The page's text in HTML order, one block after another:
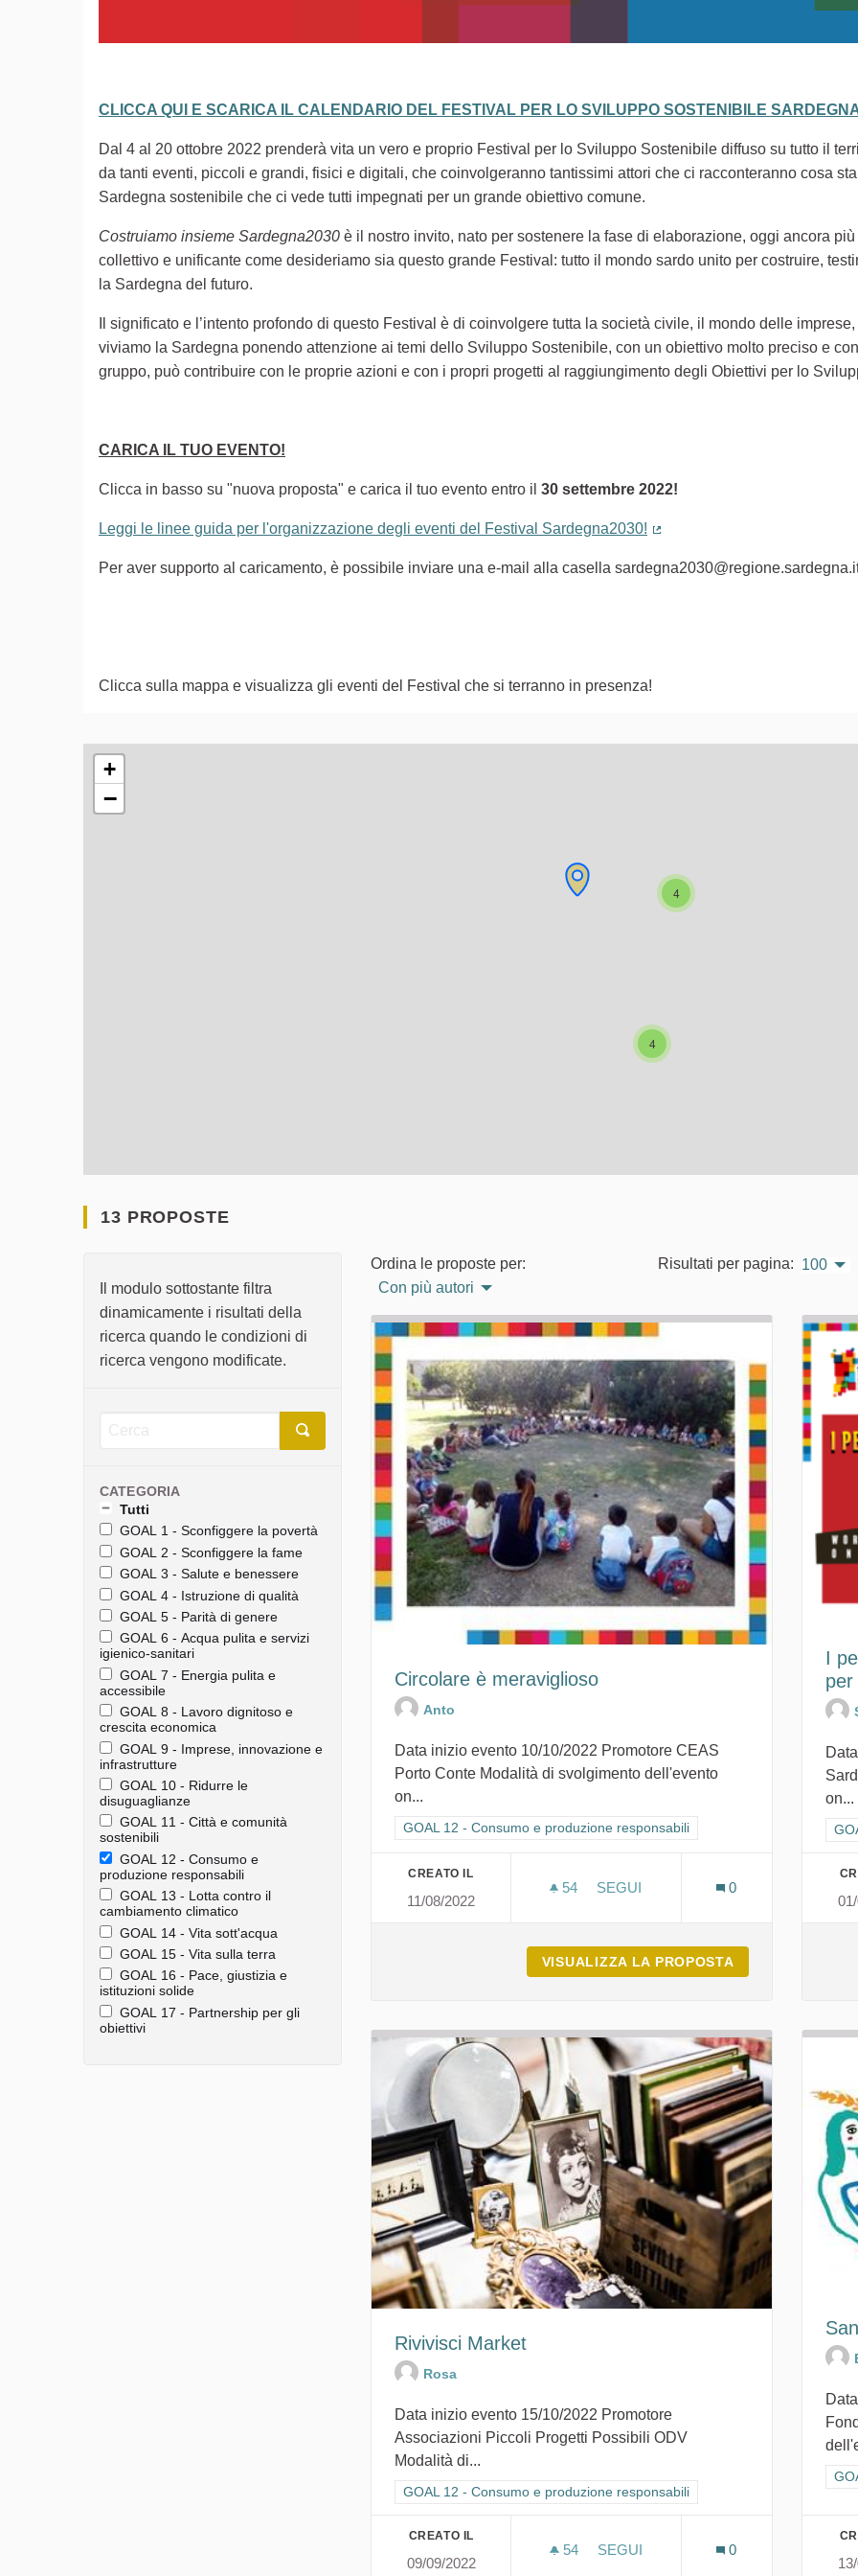
CLICCA QUI E SCARICA IL CALENDARIO DEL FESTIVAL PER LO SVILUPPO SOSTENIBILE
Dal 4 al 20 ottobre 2022 prenderà vita un vero e proprio Festival per lo Sviluppo Sostenibile diffuso su tutto il
da tanti eventi, piccoli e grandi, fisici e digitali, che coinvolgeranno tantissimi attori che ci racconteranno cosa
Sardegna sostenibile che ci vede tutti impegnati per un grande obiettivo comune.
Costruiamo insieme Sardegna2030 è il nostro invito, nato per sostenere la fase di elaborazione, oggi ancora
collettivo e unificante come desideriamo sia questo grande Festival: tutto il mondo sardo unito per costruire,
la Sardegna del futuro.
Il significato e l’intento profondo di questo Festival è di coinvolgere tutta la società civile, il mondo delle
viviamo la Sardegna ponendo attenzione ai temi dello Sviluppo Sostenibile, con un obiettivo molto preciso e
gruppo, può contribuire con le proprie azioni e con i propri progetti al raggiungimento degli Obiettivi per lo
CARICA IL TUO EVENTO!
Clicca in basso su "nuova proposta" e carica il tuo evento entro il 30 settembre 2022!
Leggi le linee guida per l'organizzazione degli eventi del Festival Sardegna2030!
Per aver supporto al caricamento, è possibile inviare una e-mail alla casella
Clicca sulla mappa e visualizza gli eventi del Festival che si terranno in presenza!
L'elemento seguente è una mappa che presenta gli elementi di questa pagina come punti della mappa.
4
4
+
−
13 PROPOSTE
Il modulo sottostante filtra
dinamicamente i risultati della
ricerca quando le condizioni di
ricerca vengono modificate.
CATEGORIA
Tutti
GOAL 1 - Sconfiggere la povertà
GOAL 2 - Sconfiggere la fame
GOAL 3 - Salute e benessere
GOAL 4 - Istruzione di qualità
GOAL 5 - Parità di genere
GOAL 6 - Acqua pulita e servizi
igienico-sanitari
GOAL 7 - Energia pulita e
accessibile
GOAL 8 - Lavoro dignitoso e
crescita economica
GOAL 9 - Imprese, innovazione e
infrastrutture
GOAL 10 - Ridurre le
disuguaglianze
GOAL 11 - Città e comunità
sostenibili
GOAL 12 - Consumo e
produzione responsabili
GOAL 13 - Lotta contro il
cambiamento climatico
GOAL 14 - Vita sott'acqua
GOAL 15 - Vita sulla terra
GOAL 16 - Pace, giustizia e
istituzioni solide
GOAL 17 - Partnership per gli
obiettivi
Ordina le proposte per:
Con più autori
Risultati per pagina: 100
Circolare è meraviglioso
Anto
Data inizio evento 10/10/2022 Promotore CEAS
Porto Conte Modalità di svolgimento dell'evento
on...
Filtra i risultati per categoria: GOAL 12 - Consumo e produzione
GOAL 12 - Consumo e produzione responsabili
CREATO IL
11/08/2022
54 54 SOSTENITORI
SEGUI
0
VISUALIZZA LA PROPOSTA
I
per
on...
Rivivisci Market
Rosa
Data inizio evento 15/10/2022 Promotore
Associazioni Piccoli Progetti Possibili ODV
Modalità di...
Filtra i risultati per categoria: GOAL 12 - Consumo e produzione responsabili
GOAL 12 - Consumo e produzione responsabili
CREATO IL
09/09/2022
54 54 SOSTENITORI
SEGUI
0